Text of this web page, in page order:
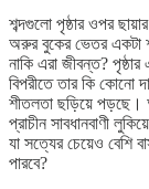
শব্দগুলো পৃষ্ঠার ওপর
অরুর বুকের ভেতর একটা
নাকি এরা জীবন্ত?
বিপরীতে তার কি
শীতলতা ছড়িয়ে পড়ছে।
প্রাচীন সাবধানবাণী
যা সত্যের চেয়েও বেশি
পারবে?